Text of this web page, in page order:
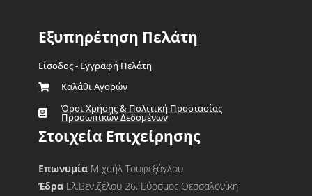
Εξυπηρέτηση Πελάτη
Είσοδος - Εγγραφή Πελάτη
Καλάθι Αγορών
Όροι Χρήσης & Πολιτική Προστασίας
Προσωπικών Δεδομένων
Στοιχεία Επιχείρησης
Επωνυμία Μιχαήλ Τουφεξόγλου
Έδρα Ελ.Βενιζέλου 26, Εύοσμος,Θεσσαλονίκη